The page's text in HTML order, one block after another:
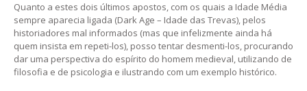
Quanto a estes dois últimos apostos, com os quais a Idade Média
sempre aparecia ligada (Dark Age – Idade das Trevas), pelos
historiadores mal informados (mas que infelizmente ainda há
quem insista em repeti-los), posso tentar desmenti-los, procurando
dar uma perspectiva do espírito do homem medieval, utilizando de
filosofia e de psicologia e ilustrando com um exemplo histórico.